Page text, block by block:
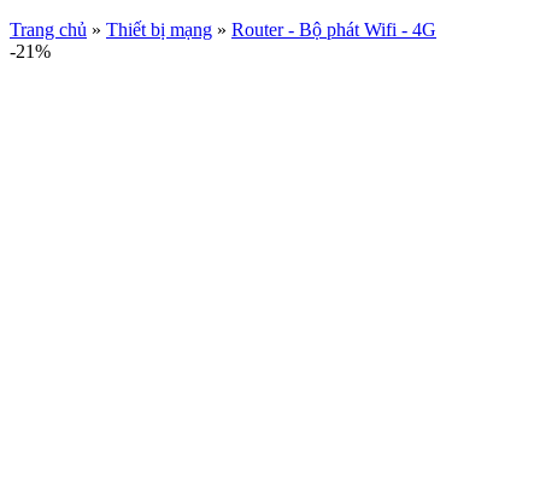
Trang chủ » Thiết bị mạng » Router - Bộ phát Wifi - 4G
-21%